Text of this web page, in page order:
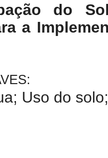
do
a
Uso do